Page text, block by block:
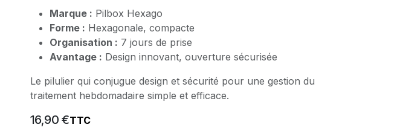
Marque : Pilbox Hexago
Forme : Hexagonale, compacte
Organisation : 7 jours de prise
Avantage : Design innovant, ouverture sécurisée
Le pilulier qui conjugue design et sécurité pour une gestion du
traitement hebdomadaire simple et efficace.
16,90 €TTC